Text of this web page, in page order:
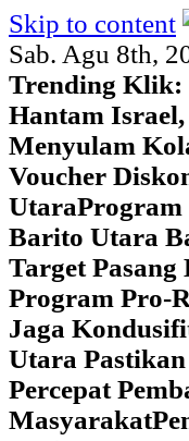
Skip to content
Sab. Agu 8th,
Trending Klik:
Hantam
Menyulam
Voucher
UtaraProgram
Barito Utara
Target
Program Pro-
Jaga
Utara
Percepat
Masyarakat